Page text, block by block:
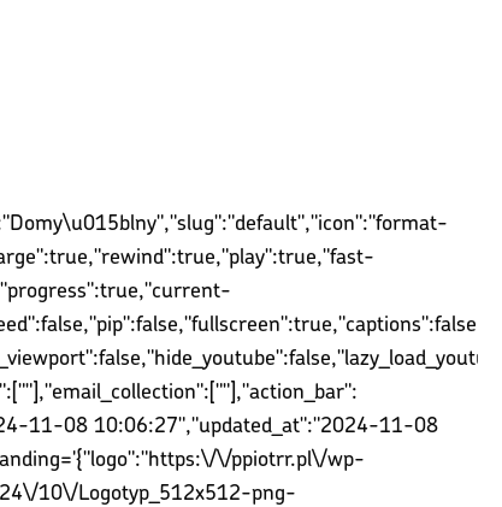
11-08 10:06:27","updated_at":"2024-11-08
\/ppiotrr.pl\/wp-
10\/Logotyp_512x512-png-